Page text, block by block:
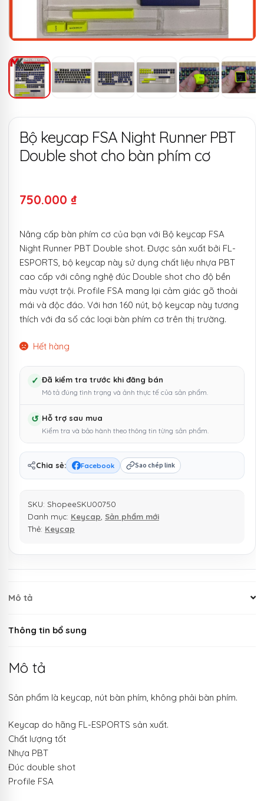
Bộ keycap FSA Night Runner PBT
Double shot cho bàn phím cơ
750.000 ₫
Nâng cấp bàn phím cơ của bạn với Bộ keycap FSA
Night Runner PBT Double shot. Được sản xuất bởi FL-
ESPORTS, bộ keycap này sử dụng chất liệu nhựa PBT
cao cấp với công nghệ đúc Double shot cho độ bền
màu vượt trội. Profile FSA mang lại cảm giác gõ thoải
mái và độc đáo. Với hơn 160 nút, bộ keycap này tương
thích với đa số các loại bàn phím cơ trên thị trường.
Hết hàng
✓ Đã kiểm tra trước khi đăng bán
Mô tả đúng tình trạng và ảnh thực tế của sản phẩm.
↺ Hỗ trợ sau mua
Kiểm tra và bảo hành theo thông tin từng sản phẩm.
Chia sẻ: Facebook Sao chép link
SKU: ShopeeSKU00750
Danh mục: Keycap Sản phẩm mới
Thẻ: Keycap
Mô tả
Thông tin bổ sung
Mô tả
Sản phẩm là keycap, nút bàn phím, không phải bàn phím.
Keycap do hãng FL-ESPORTS sản xuất.
Chất lượng tốt
Nhựa PBT
Đúc double shot
Profile FSA